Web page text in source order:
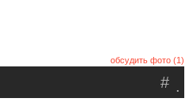
обсудить фото (1)
.
#